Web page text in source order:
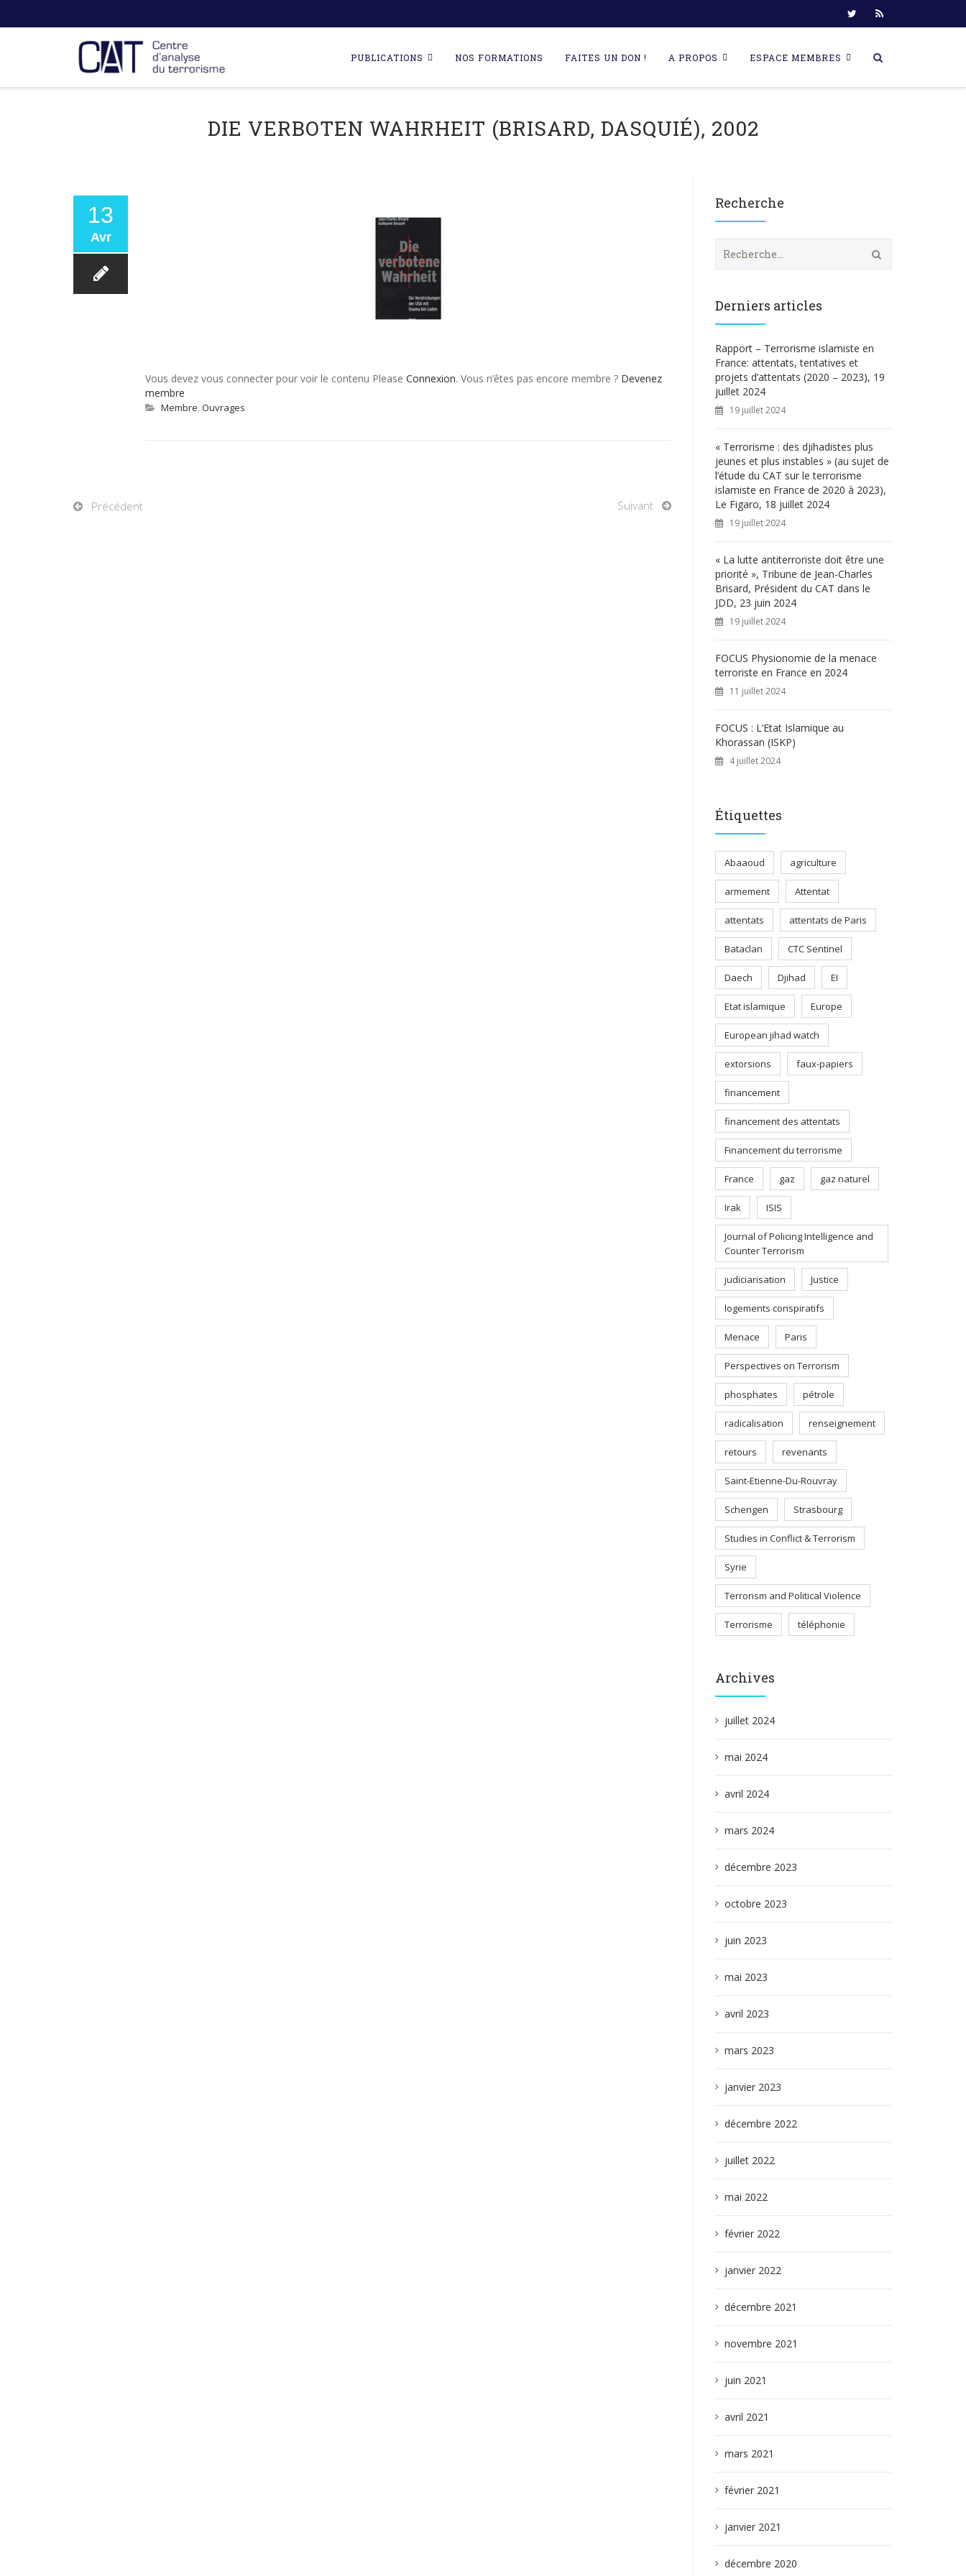
content
PUBLICATIONS NOS FORMATIONS FAITES UN DON ! A PROPOS ESPACE MEMBRES
DIE VERBOTEN WAHRHEIT (BRISARD, DASQUIÉ), 2002
13
Avr
Vous devez vous connecter pour voir le contenu Please Connexion. Vous n’êtes pas encore membre ? Devenez
membre
Membre, Ouvrages
Précédent Suivant
Recherche
e
h
e
r
:
Derniers articles
Rapport – Terrorisme islamiste en
France: attentats, tentatives et
projets d’attentats (2020 – 2023), 19
juillet 2024
19 juillet 2024
« Terrorisme : des djihadistes plus
jeunes et plus instables » (au sujet de
l’étude du CAT sur le terrorisme
islamiste en France de 2020 à 2023),
Le Figaro, 18 juillet 2024
19 juillet 2024
« La lutte antiterroriste doit être une
priorité », Tribune de Jean-Charles
Brisard, Président du CAT dans le
JDD, 23 juin 2024
19 juillet 2024
FOCUS Physionomie de la menace
terroriste en France en 2024
11 juillet 2024
FOCUS : L’Etat Islamique au
Khorassan (ISKP)
4 juillet 2024
Étiquettes
Abaaoud agriculture
armement Attentat
attentats attentats de Paris
Bataclan CTC Sentinel
Daech Djihad EI
Etat islamique Europe
European jihad watch
extorsions faux-papiers
financement
financement des attentats
Financement du terrorisme
France gaz gaz naturel
Irak ISIS
Journal of Policing Intelligence and
Counter Terrorism
judiciarisation Justice
logements conspiratifs
Menace Paris
Perspectives on Terrorism
phosphates pétrole
radicalisation renseignement
retours revenants
Saint-Etienne-Du-Rouvray
Schengen Strasbourg
Studies in Conflict & Terrorism
Syrie
Terrorism and Political Violence
Terrorisme téléphonie
Archives
juillet 2024
mai 2024
avril 2024
mars 2024
décembre 2023
octobre 2023
juin 2023
mai 2023
avril 2023
mars 2023
janvier 2023
décembre 2022
juillet 2022
mai 2022
février 2022
janvier 2022
décembre 2021
novembre 2021
juin 2021
avril 2021
mars 2021
février 2021
janvier 2021
décembre 2020